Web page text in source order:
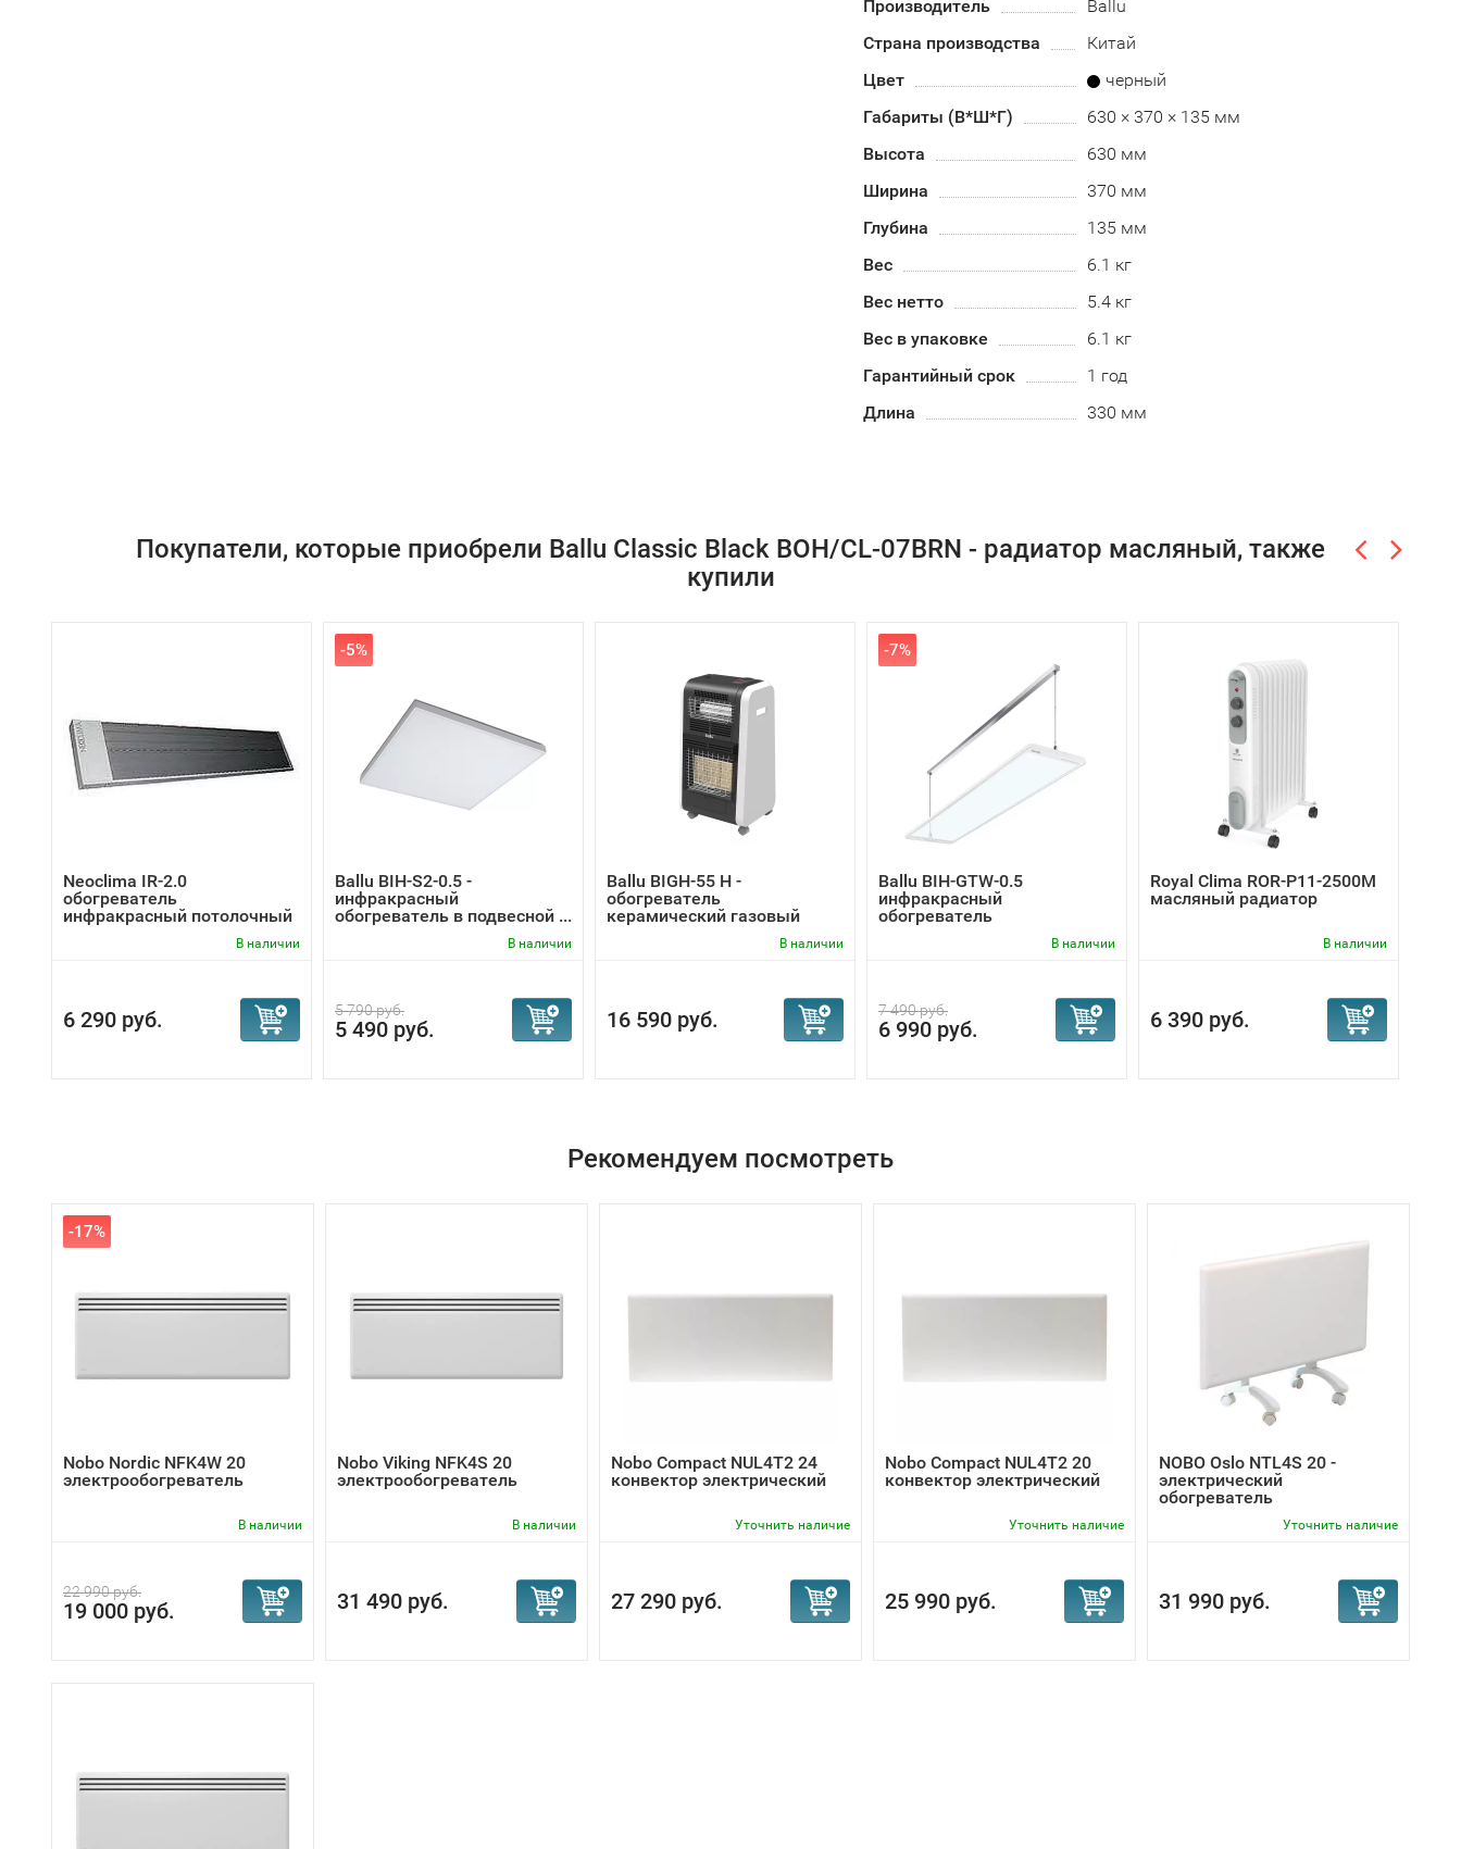
Производитель
Ballu
Страна производства
Китай
Цвет
черный
Габариты (В*Ш*Г)
630 × 370 × 135 мм
Высота
630 мм
Ширина
370 мм
Глубина
135 мм
Вес
6.1 кг
Вес нетто
5.4 кг
Вес в упаковке
6.1 кг
Гарантийный срок
1 год
Длина
330 мм
Покупатели, которые приобрели Ballu Classic Black BOH/CL-07BRN - радиатор масляный, также
купили
Neoclima IR-2.0
обогреватель
инфракрасный потолочный
В наличии
6 290 руб.
-5%
Ballu BIH-S2-0.5 -
инфракрасный
обогреватель в подвесной ...
В наличии
5 790 руб.
5 490 руб.
Ballu BIGH-55 H -
обогреватель
керамический газовый
В наличии
16 590 руб.
-7%
Ballu BIH-GTW-0.5
инфракрасный
обогреватель
В наличии
7 490 руб.
6 990 руб.
Royal Clima ROR-P11-2500M
масляный радиатор
В наличии
6 390 руб.
Рекомендуем посмотреть
-17%
Nobo Nordic NFK4W 20
электрообогреватель
В наличии
22 990 руб.
19 000 руб.
Nobo Viking NFK4S 20
электрообогреватель
В наличии
31 490 руб.
Nobo Compact NUL4T2 24
конвектор электрический
Уточнить наличие
27 290 руб.
Nobo Compact NUL4T2 20
конвектор электрический
Уточнить наличие
25 990 руб.
NOBO Oslo NTL4S 20 -
электрический
обогреватель
Уточнить наличие
31 990 руб.